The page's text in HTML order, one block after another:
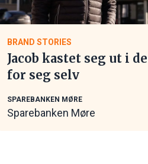
BRAND STORIES
Jacob kastet seg ut i
for seg selv
SPAREBANKEN MØRE
Sparebanken Møre